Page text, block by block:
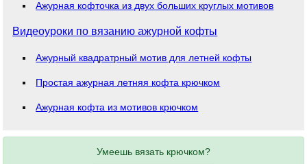
Ажурная кофточка из двух больших круглых мотивов
Видеоуроки по вязанию ажурной кофты
Ажурный квадратрный мотив для летней кофты
Простая ажурная летняя кофта крючком
Ажурная кофта из мотивов крючком
Умеешь вязать крючком?